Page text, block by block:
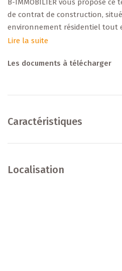
B-IMMOBILIER vous propose
de contrat de construction,
environnement résidentiel tout
commodités (écoles,
+++ Données principales +++
Type : terrain constructible
Superficie: ± 6,91 ares
Raccordements : eau,
Lire la suite
Les documents à télécharger
Caractéristiques
Localisation